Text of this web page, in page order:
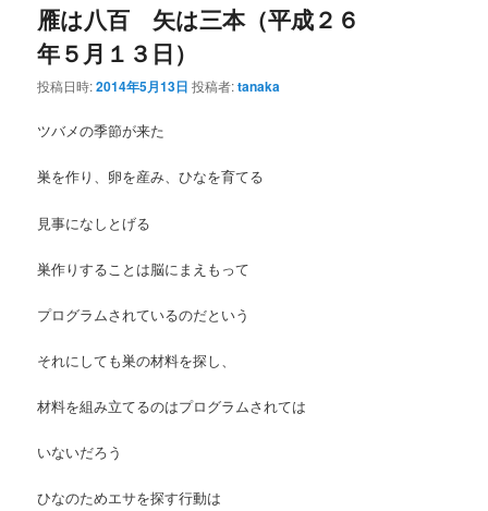
雁は八百 矢は三本（平成２６
年５月１３日）
投稿日時:2014年5月13日 投稿者:tanaka
ツバメの季節が来た
巣を作り、卵を産み、ひなを育てる
見事になしとげる
巣作りすることは脳にまえもって
プログラムされているのだという
それにしても巣の材料を探し、
材料を組み立てるのはプログラムされては
いないだろう
ひなのためエサを探す行動は